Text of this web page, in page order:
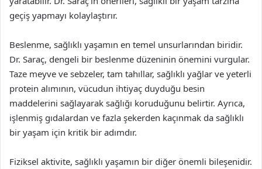
geçiş yapmayı kolaylaştırır.
Beslenme, sağlıklı yaşamın en temel unsurlarından biridir.
Dr. Saraç, dengeli bir beslenme düzeninin önemini vurgular.
Taze meyve ve sebzeler, tam tahıllar, sağlıklı yağlar ve yeterli
protein alımının, vücudun ihtiyaç duyduğu besin
maddelerini sağlayarak sağlığı koruduğunu belirtir. Ayrıca,
işlenmiş gıdalardan ve fazla şekerden kaçınmak da sağlıklı
bir yaşam için kritik bir adımdır.
Fiziksel aktivite, sağlıklı yaşamın bir diğer önemli bileşenidir.